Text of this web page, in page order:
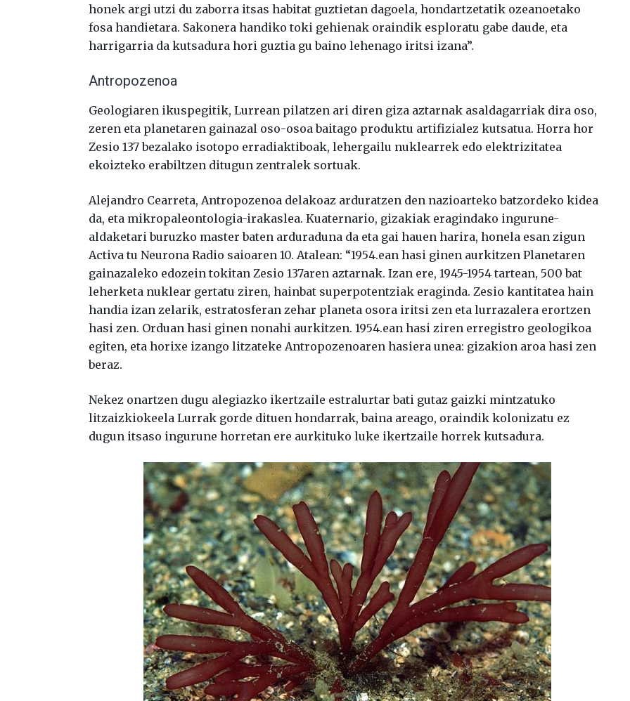
honek argi utzi du zaborra itsas habitat guztietan dagoela, hondartzetatik ozeanoetako
fosa handietara. Sakonera handiko toki gehienak oraindik esploratu gabe daude, eta
harrigarria da kutsadura hori guztia gu baino lehenago iritsi izana”.
Antropozenoa
Geologiaren ikuspegitik, Lurrean pilatzen ari diren giza aztarnak asaldagarriak dira oso,
zeren eta planetaren gainazal oso-osoa baitago produktu artifizialez kutsatua. Horra hor
Zesio 137 bezalako isotopo erradiaktiboak, lehergailu nuklearrek edo elektrizitatea
ekoizteko erabiltzen ditugun zentralek sortuak.
Alejandro Cearreta, Antropozenoa delakoaz arduratzen den nazioarteko batzordeko kidea
da, eta mikropaleontologia-irakaslea. Kuaternario, gizakiak eragindako ingurune-
aldaketari buruzko master baten arduraduna da eta gai hauen harira, honela esan zigun
Activa tu Neurona Radio saioaren 10. Atalean: “1954.ean hasi ginen aurkitzen Planetaren
gainazaleko edozein tokitan Zesio 137aren aztarnak. Izan ere, 1945-1954 tartean, 500 bat
leherketa nuklear gertatu ziren, hainbat superpotentziak eraginda. Zesio kantitatea hain
handia izan zelarik, estratosferan zehar planeta osora iritsi zen eta lurrazalera erortzen
hasi zen. Orduan hasi ginen nonahi aurkitzen. 1954.ean hasi ziren erregistro geologikoa
egiten, eta horixe izango litzateke Antropozenoaren hasiera unea: gizakion aroa hasi zen
beraz.
Nekez onartzen dugu alegiazko ikertzaile estralurtar bati gutaz gaizki mintzatuko
litzaizkiokeela Lurrak gorde dituen hondarrak, baina areago, oraindik kolonizatu ez
dugun itsaso ingurune horretan ere aurkituko luke ikertzaile horrek kutsadura.